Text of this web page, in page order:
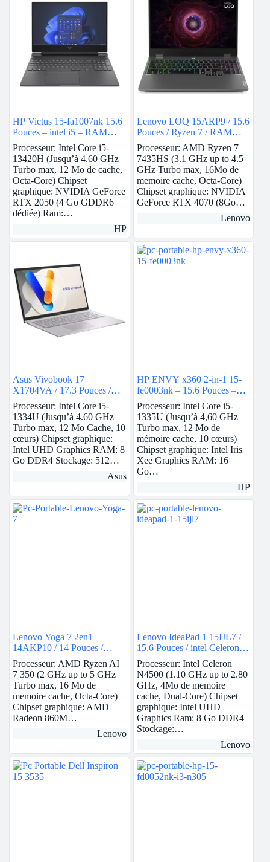
HP Victus 15-fa1007nk 15.6
Pouces – intel i5 – RAM
8Go – 512Go SSD – Nvidia
RTX 2050
Processeur: Intel Core i5-
13420H (Jusqu’à 4.60 GHz
Turbo max, 12 Mo de cache,
Octa-Core) Chipset
graphique: NVIDIA GeForce
RTX 2050 (4 Go GDDR6
dédiée) Ram:…
HP
Lenovo LOQ 15ARP9 / 15.6
Pouces / Ryzen 7 / RAM
24Go / 1To SSD / Nvidia
RTX 4070
Processeur: AMD Ryzen 7
7435HS (3.1 GHz up to 4.5
GHz Turbo max, 16Mo de
memoire cache, Octa-Core)
Chipset graphique: NVIDIA
GeForce RTX 4070 (8Go…
Lenovo
Asus Vivobook 17
X1704VA / 17.3 Pouces /
intel i5 / RAM 8Go / 512Go
SSD / Intel UHD
Processeur: Intel Core i5-
1334U (Jusqu’à 4.60 GHz
Turbo max, 12 Mo Cache, 10
cœurs) Chipset graphique:
Intel UHD Graphics RAM: 8
Go DDR4 Stockage: 512…
Asus
HP ENVY x360 2-in-1 15-
fe0003nk – 15.6 Pouces –
intel i5 – RAM 16Go –
512Go SSD – Intel Iris Xe
Processeur: Intel Core i5-
1335U (Jusqu’à 4,60 GHz
Turbo max, 12 Mo de
mémoire cache, 10 cœurs)
Chipset graphique: Intel Iris
Xee Graphics RAM: 16
Go…
HP
Lenovo Yoga 7 2en1
14AKP10 / 14 Pouces /
Ryzen Ai 7 / RAM 16Go /
512Go SSD / AMD Radeon
860M
Processeur: AMD Ryzen AI
7 350 (2 GHz up to 5 GHz
Turbo max, 16 Mo de
memoire cache, Octa-Core)
Chipset graphique: AMD
Radeon 860M…
Lenovo
Lenovo IdeaPad 1 15IJL7 /
15.6 Pouces / intel Celeron /
RAM 8Go / 256Go SSD /
Intel UHD
Processeur: Intel Celeron
N4500 (1.10 GHz up to 2.80
GHz, 4Mo de memoire
cache, Dual-Core) Chipset
graphique: Intel UHD
Graphics Ram: 8 Go DDR4
Stockage:…
Lenovo